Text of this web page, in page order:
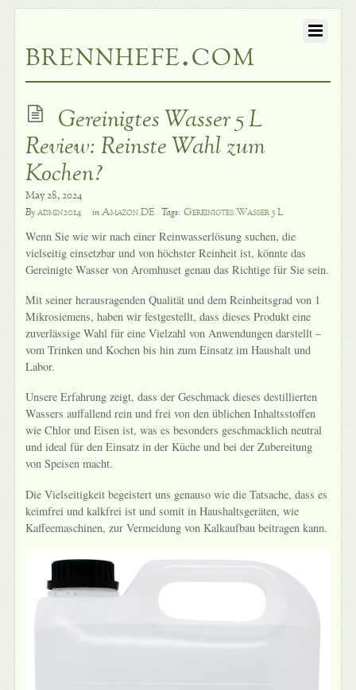
brennhefe.com
Gereinigtes Wasser 5 L
Review: Reinste Wahl zum
Kochen?
May 28, 2024
Byadmin2014 inAmazon DE Tags: Gereinigtes Wasser 5 L
Wenn Sie wie wir nach einer Reinwasserlösung suchen, die
vielseitig einsetzbar und von höchster Reinheit ist, könnte das
Gereinigte Wasser von Aromhuset genau das Richtige für Sie sein.
Mit seiner herausragenden Qualität und dem Reinheitsgrad von 1
Mikrosiemens, haben wir festgestellt, dass dieses Produkt eine
zuverlässige Wahl für eine Vielzahl von Anwendungen darstellt –
vom Trinken und Kochen bis hin zum Einsatz im Haushalt und
Labor.
Unsere Erfahrung zeigt, dass der Geschmack dieses destillierten
Wassers auffallend rein und frei von den üblichen Inhaltsstoffen
wie Chlor und Eisen ist, was es besonders geschmacklich neutral
und ideal für den Einsatz in der Küche und bei der Zubereitung
von Speisen macht.
Die Vielseitigkeit begeistert uns genauso wie die Tatsache, dass es
keimfrei und kalkfrei ist und somit in Haushaltsgeräten, wie
Kaffeemaschinen, zur Vermeidung von Kalkaufbau beitragen kann.